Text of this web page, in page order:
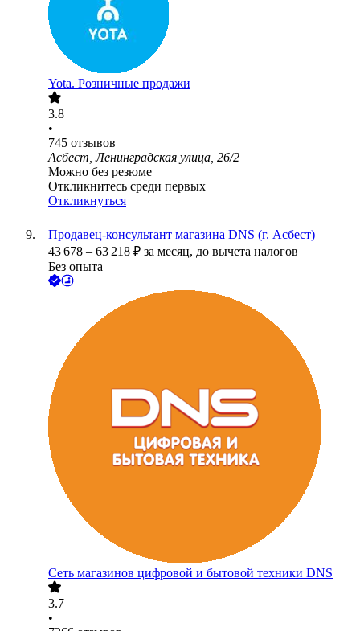
Yota. Розничные продажи
3.8
•
745 отзывов
Асбест, Ленинградская улица, 26/2
Можно без резюме
Откликнитесь среди первых
Откликнуться
Продавец-консультант магазина DNS (г. Асбест)
43 678 – 63 218 ₽ за месяц, до вычета налогов
Без опыта
Сеть магазинов цифровой и бытовой техники DNS
3.7
•